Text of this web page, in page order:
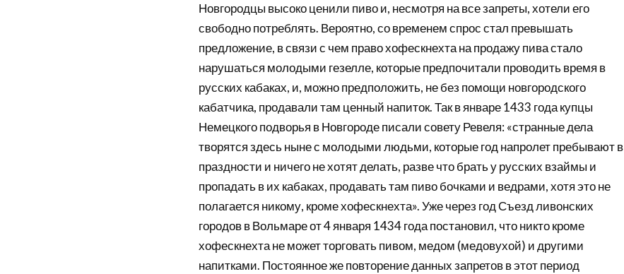
Новгородцы высоко ценили пиво и, несмотря на все запреты, хотели его
свободно потреблять. Вероятно, со временем спрос стал превышать
предложение, в связи с чем право хофескнехта на продажу пива стало
нарушаться молодыми гезелле, которые предпочитали проводить время в
русских кабаках, и, можно предположить, не без помощи новгородского
кабатчика, продавали там ценный напиток. Так в январе 1433 года купцы
Немецкого подворья в Новгороде писали совету Ревеля: «странные дела
творятся здесь ныне с молодыми людьми, которые год напролет пребывают в
праздности и ничего не хотят делать, разве что брать у русских взаймы и
пропадать в их кабаках, продавать там пиво бочками и ведрами, хотя это не
полагается никому, кроме хофескнехта». Уже через год Съезд ливонских
городов в Вольмаре от 4 января 1434 года постановил, что никто кроме
хофескнехта не может торговать пивом, медом (медовухой) и другими
напитками. Постоянное же повторение данных запретов в этот период